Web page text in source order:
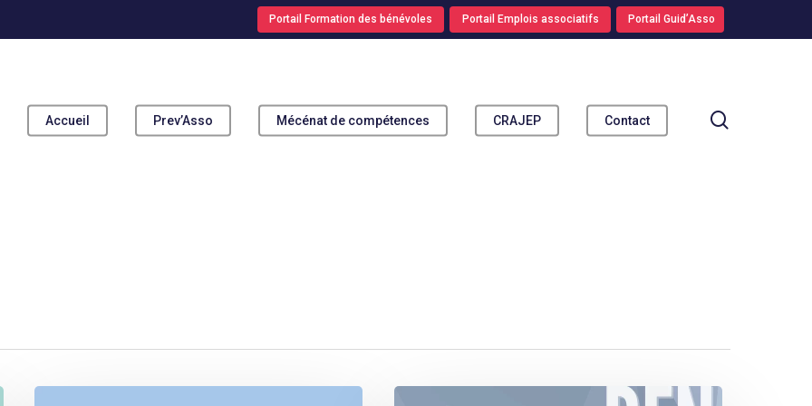
Portail Formation des bénévoles Portail Emplois associatifs Portail Guid’Asso
fermer
Accueil Prev’Asso Mécénat de compétences CRAJEP Contact